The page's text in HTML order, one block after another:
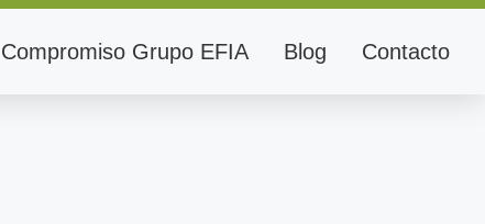
Compromiso Grupo EFIA Blog Contacto